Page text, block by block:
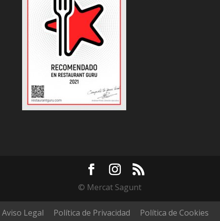
© Mercat Sagunt
Aviso Legal Política de Privacidad Política de Cookies